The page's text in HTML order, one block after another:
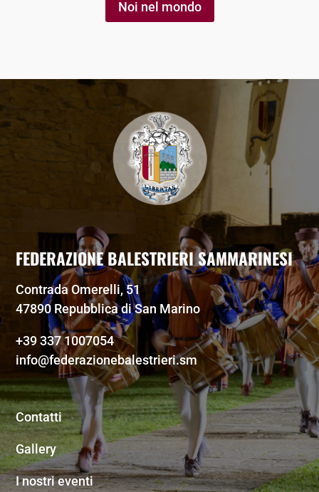
Noi nel mondo
FEDERAZIONE BALESTRIERI SAMMARINESI
Contrada Omerelli, 51
47890 Repubblica di San Marino
+39 337 1007054
info@federazionebalestrieri.sm
Contatti
Gallery
I nostri eventi